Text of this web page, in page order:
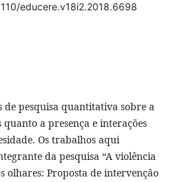
educere.v18i2.2018.6698
de pesquisa quantitativa sobre a
a presença e interações
Os trabalhos aqui
da pesquisa “A violência
olhares: Proposta de intervenção